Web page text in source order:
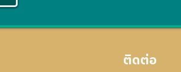
ติดต่อ